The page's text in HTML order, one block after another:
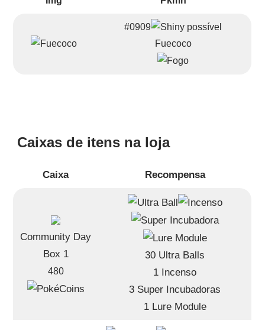
#0909
Fuecoco
Caixas de itens na loja
Caixa Recompensa
Community Day
Box 1
480
30 Ultra Balls
1 Incenso
3 Super Incubadoras
1 Lure Module